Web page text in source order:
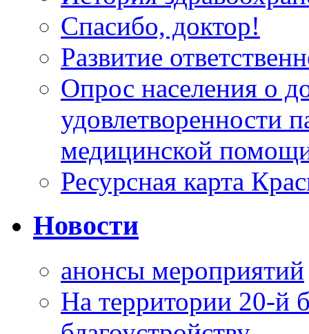
Спасибо, доктор!
Развитие
Опрос населения о
удовлетворенности
медицинской
Ресурсная карта
Новости
анонсы мероприятий
На территории 20-й